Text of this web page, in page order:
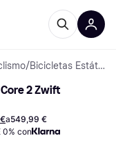
/ Bicicletas Estáticas
2 Zwift
a549,99 €
0% con